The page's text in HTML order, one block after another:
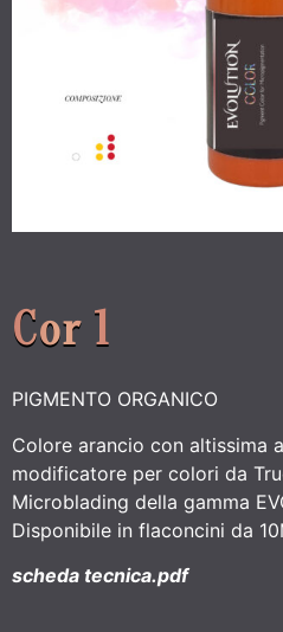
Cor 1
PIGMENTO ORGANICO
Colore arancio con altissima
modificatore per colori da
Microblading della gamma
Disponibile in flaconcini da
scheda tecnica.pdf